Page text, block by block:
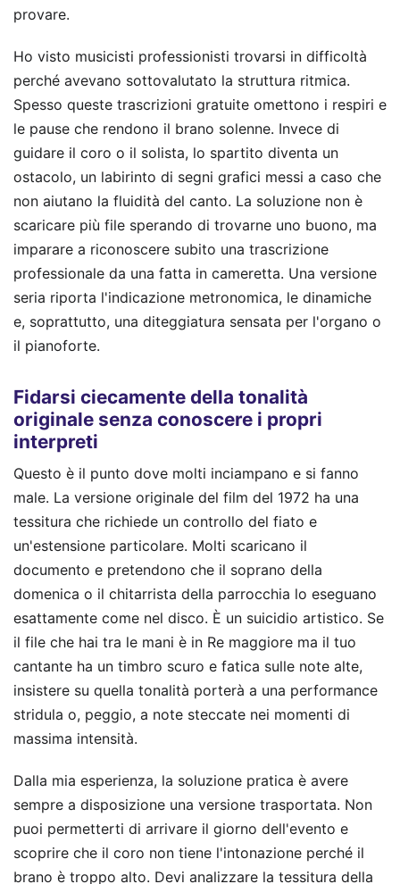
provare.
Ho visto musicisti professionisti trovarsi in difficoltà
perché avevano sottovalutato la struttura ritmica.
Spesso queste trascrizioni gratuite omettono i respiri e
le pause che rendono il brano solenne. Invece di
guidare il coro o il solista, lo spartito diventa un
ostacolo, un labirinto di segni grafici messi a caso che
non aiutano la fluidità del canto. La soluzione non è
scaricare più file sperando di trovarne uno buono, ma
imparare a riconoscere subito una trascrizione
professionale da una fatta in cameretta. Una versione
seria riporta l'indicazione metronomica, le dinamiche
e, soprattutto, una diteggiatura sensata per l'organo o
il pianoforte.
Fidarsi ciecamente della tonalità
originale senza conoscere i propri
interpreti
Questo è il punto dove molti inciampano e si fanno
male. La versione originale del film del 1972 ha una
tessitura che richiede un controllo del fiato e
un'estensione particolare. Molti scaricano il
documento e pretendono che il soprano della
domenica o il chitarrista della parrocchia lo eseguano
esattamente come nel disco. È un suicidio artistico. Se
il file che hai tra le mani è in Re maggiore ma il tuo
cantante ha un timbro scuro e fatica sulle note alte,
insistere su quella tonalità porterà a una performance
stridula o, peggio, a note steccate nei momenti di
massima intensità.
Dalla mia esperienza, la soluzione pratica è avere
sempre a disposizione una versione trasportata. Non
puoi permetterti di arrivare il giorno dell'evento e
scoprire che il coro non tiene l'intonazione perché il
brano è troppo alto. Devi analizzare la tessitura della